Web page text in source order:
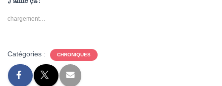
chargement…
Catégories : CHRONIQUES